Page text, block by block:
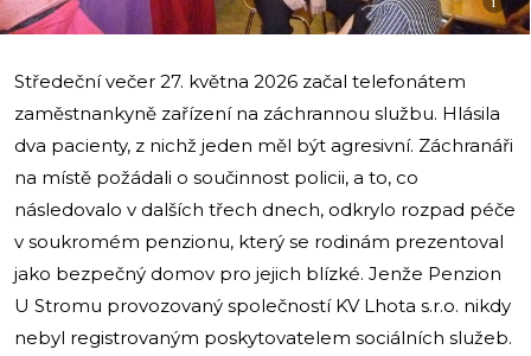
Středeční večer 27. května 2026 začal telefonátem
zaměstnankyně zařízení na záchrannou službu. Hlásila
dva pacienty, z nichž jeden měl být agresivní. Záchranáři
na místě požádali o součinnost policii, a to, co
následovalo v dalších třech dnech, odkrylo rozpad péče
v soukromém penzionu, který se rodinám prezentoval
jako bezpečný domov pro jejich blízké. Jenže Penzion
U Stromu provozovaný společností KV Lhota s.r.o. nikdy
nebyl registrovaným poskytovatelem sociálních služeb.